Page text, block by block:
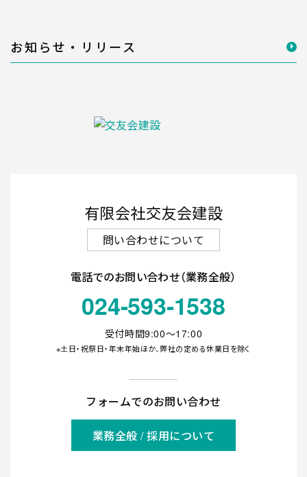
お知らせ・リリース
有限会社交友会建設
問い合わせについて
電話でのお問い合わせ（業務全般）
024-593-1538
受付時間9:00〜17:00
※土日・祝祭日・年末年始ほか、弊社の定める休業日を除く
フォームでのお問い合わせ
業務全般 / 採用について